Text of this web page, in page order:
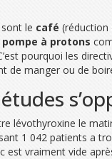
le café (réduction
à protons
pourquoi les
de manger ou de
lévothyroxine le
1 042 patients a
est vraiment vide